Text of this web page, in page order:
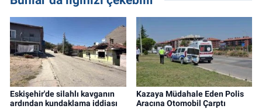
Eskişehir'de silahlı kavganın
ardından kundaklama iddiası
Kazaya Müdahale Eden Polis
Aracına Otomobil Çarptı